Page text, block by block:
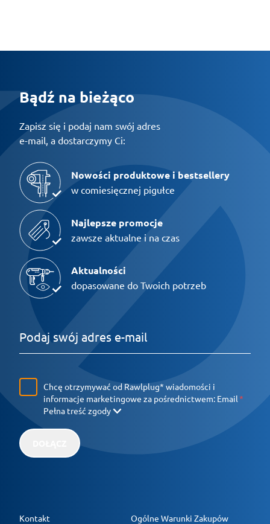
Bądź na bieżąco
Zapisz się i podaj nam swój adres
e-mail, a dostarczymy Ci:
Nowości produktowe i bestsellery
w comiesięcznej pigułce
Najlepsze promocje
zawsze aktualne i na czas
Aktualności
dopasowane do Twoich potrzeb
Chcę otrzymywać od Rawlplug* wiadomości i
informacje marketingowe za pośrednictwem: Email
Pełna treść zgody
Kontakt Ogólne Warunki Zakupów